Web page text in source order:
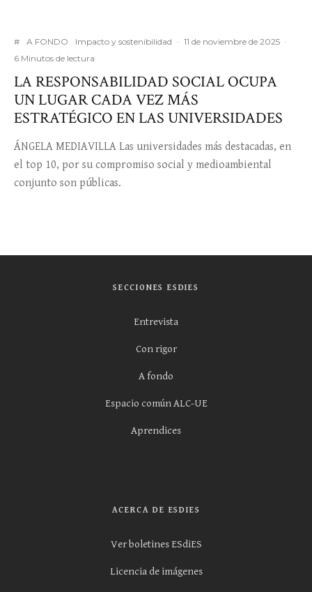
# A FONDO Impacto y sostenibilidad · 11 de noviembre de 2025 ·
6 Minutos de lectura
LA RESPONSABILIDAD SOCIAL OCUPA
UN LUGAR CADA VEZ MÁS
ESTRATÉGICO EN LAS UNIVERSIDADES
ÁNGELA MEDIAVILLA Las universidades más destacadas, en
el top 10, por su compromiso social y medioambiental
conjunto son públicas.
SECCIONES ESDIES
Entrevista
Con rigor
A fondo
Espacio común ALC-UE
Aprendices
ACERCA DE ESDIES
Ver boletines ESdiES
Licencia de imágenes